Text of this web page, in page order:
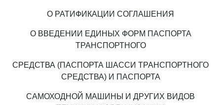
О РАТИФИКАЦИИ СОГЛАШЕНИЯ
О ВВЕДЕНИИ ЕДИНЫХ ФОРМ ПАСПОРТА
ТРАНСПОРТНОГО
СРЕДСТВА (ПАСПОРТА ШАССИ ТРАНСПОРТНОГО
СРЕДСТВА) И ПАСПОРТА
САМОХОДНОЙ МАШИНЫ И ДРУГИХ ВИДОВ